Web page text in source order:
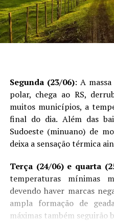
Segunda (23/06): A
polar, chega ao RS,
muitos municípios, a
final do dia. Além das
Sudoeste (minuano) de
deixa a sensação térmica
Terça (24/06) e quarta
temperaturas mínimas
devendo haver marcas
ampla formação de
máximas também seguirão